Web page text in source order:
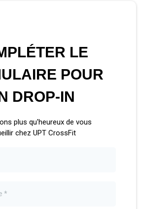
LE
POUR
DROP-IN
plus qu'heureux de vous
chez UPT CrossFit